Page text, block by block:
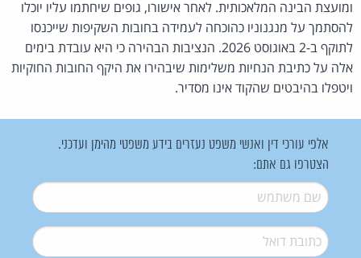
ומועצת הבינה המלאכותית. לאחר אישורו, גופים שיחתמו עליו יוכלו
להסתמך על מנגנוניו כהוכחה לעמידה בחובות השקיפות שייכנסו
לתוקף ב-2 באוגוסט 2026. הנציבות הבהירה כי היא עובדת בימים
אלה על כתיבת הנחיות משלימות שיבהירו את היקף החובות החוקיות
ויטפלו בהיבטים שהקוד אינו מסדיר.
אלפי עורכי דין ואנשי משפט נעזרים בידע משפטי מהימן ועדכני.
הצטרפו גם אתם:
שם משתמש*
דואל*